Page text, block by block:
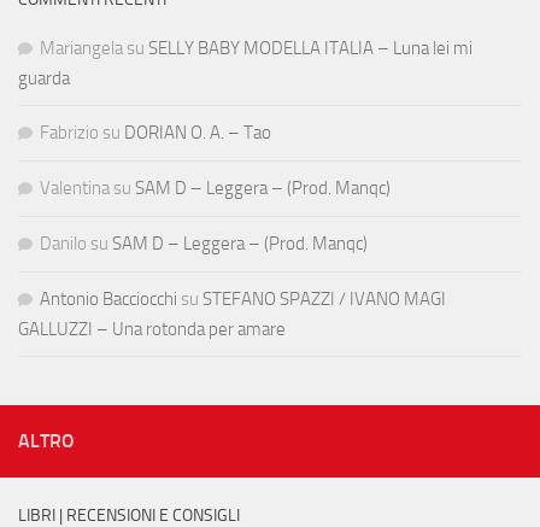
Mariangela su SELLY BABY MODELLA ITALIA – Luna lei mi
guarda
Fabrizio su DORIAN O. A. – Tao
Valentina su SAM D – Leggera – (Prod. Manqc)
Danilo su SAM D – Leggera – (Prod. Manqc)
Antonio Bacciocchi su STEFANO SPAZZI / IVANO MAGI
GALLUZZI – Una rotonda per amare
ALTRO
LIBRI | RECENSIONI E CONSIGLI